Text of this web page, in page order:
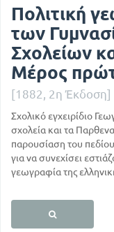
Πολιτική
των
Σχολείων
Μέρος
[1882, 2η Έκδοση]
Σχολικό εγχειρίδιο
σχολεία και τα
παρουσίαση του
για να συνεχίσει
γεωγραφία της